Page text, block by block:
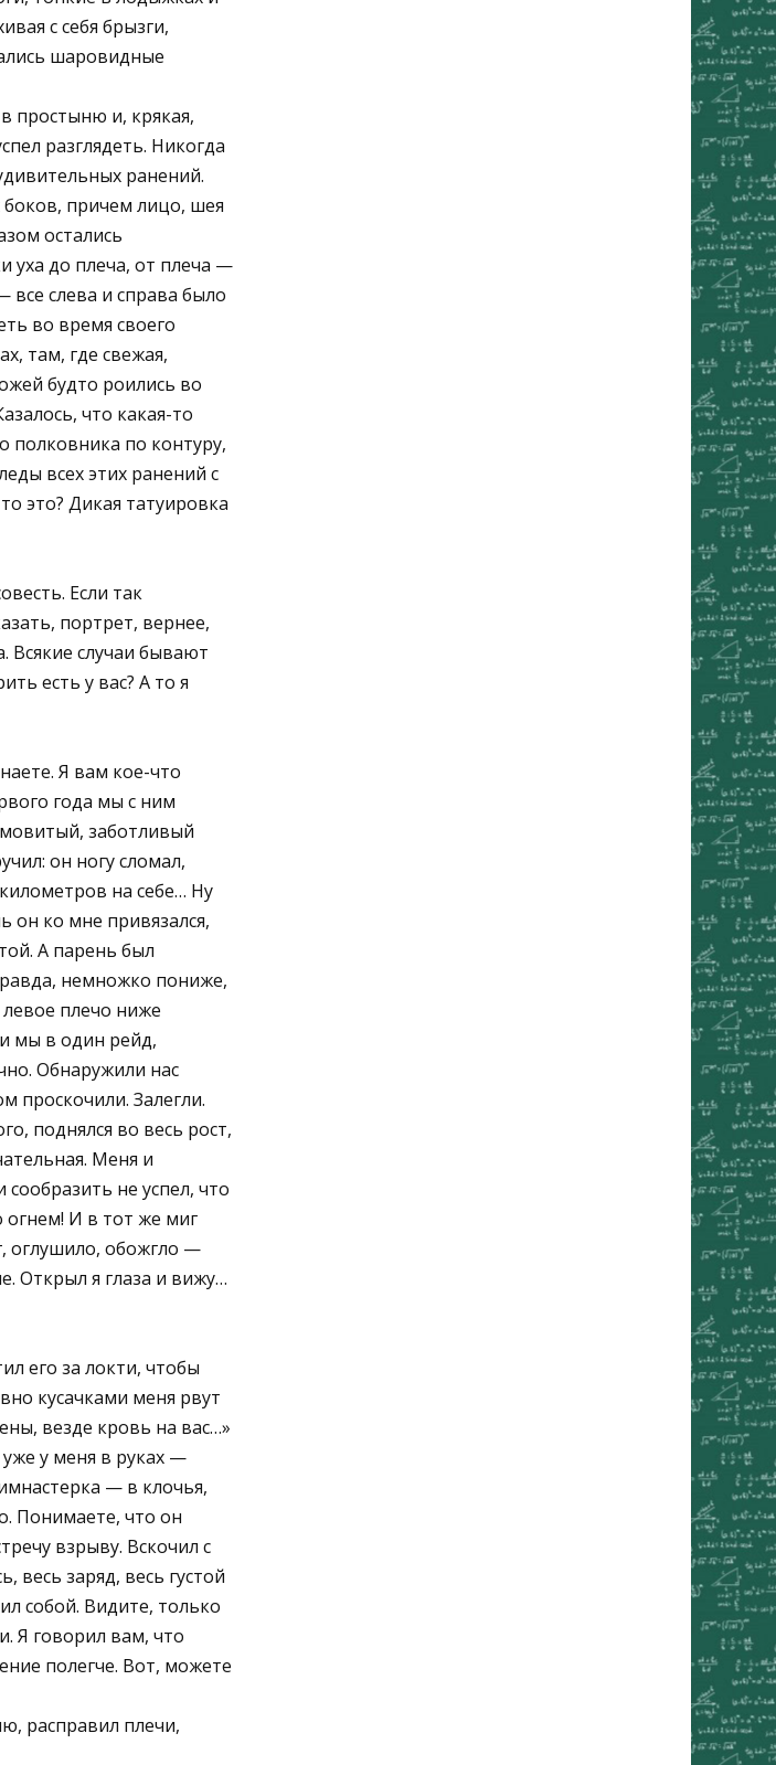
с себя брызги,
шаровидные
простыню и, крякая,
разглядеть. Никогда
ранений.
боков, причем лицо, шея
остались
до плеча, от плеча —
слева и справа было
во время своего
там, где свежая,
будто роились во
что какая-то
полковника по контуру,
всех этих ранений с
это? Дикая татуировка
Если так
портрет, вернее,
Всякие случаи бывают
есть у вас? А то я
Я вам кое-что
года мы с ним
заботливый
он ногу сломал,
на себе… Ну
он ко мне привязался,
А парень был
немножко пониже,
плечо ниже
мы в один рейд,
Обнаружили нас
проскочили. Залегли.
поднялся во весь рост,
Меня и
не успел, что
огнем! И в тот же миг
оглушило, обожгло —
Открыл я глаза и вижу…
его за локти, чтобы
кусачками меня рвут
везде кровь на вас…»
у меня в руках —
— в клочья,
Понимаете, что он
взрыву. Вскочил с
весь заряд, весь густой
собой. Видите, только
Я говорил вам, что
полегче. Вот, можете
расправил плечи,